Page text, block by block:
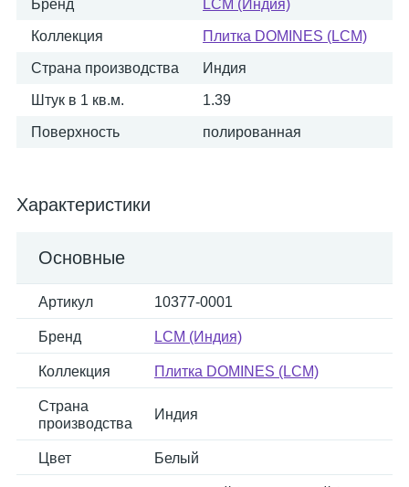
Бренд LCM (Индия)
Коллекция Плитка DOMINES (LCM)
Страна производства Индия
Штук в 1 кв.м. 1.39
Поверхность полированная
Характеристики
Основные
Артикул 10377-0001
Бренд LCM (Индия)
Коллекция Плитка DOMINES (LCM)
Страна
производства
Индия
Цвет Белый